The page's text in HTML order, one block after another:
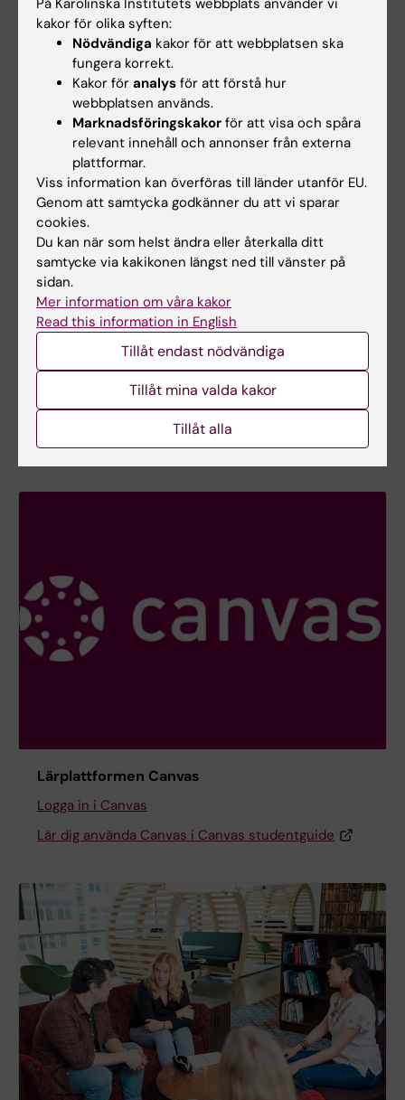
+46852488825
E-post:
gabriele.biguet@ki.se
Ellinor Tenne
Utbildningsadministratör
Telefon:
+46852488817
E-post:
ellinor.tenne@ki.se
Inna Osadtjaja
Studievägledare
Telefon:
E-post:
Lärplattformen Canvas
Logga in i Canvas
Lär dig använda Canvas i Canvas studentguide
kakor för olika syften:
Nödvändiga kakor för att webbplatsen ska
fungera korrekt.
Kakor för analys för att förstå hur
webbplatsen används.
Marknadsföringskakor för att visa och spåra
relevant innehåll och annonser från externa
plattformar.
Viss information kan överföras till länder utanför EU.
Genom att samtycka godkänner du att vi sparar
cookies.
Du kan när som helst ändra eller återkalla ditt
samtycke via kakikonen längst ned till vänster på
sidan.
Mer information om våra kakor
Read this information in English
Tillåt endast nödvändiga
Tillåt mina valda kakor
Tillåt alla